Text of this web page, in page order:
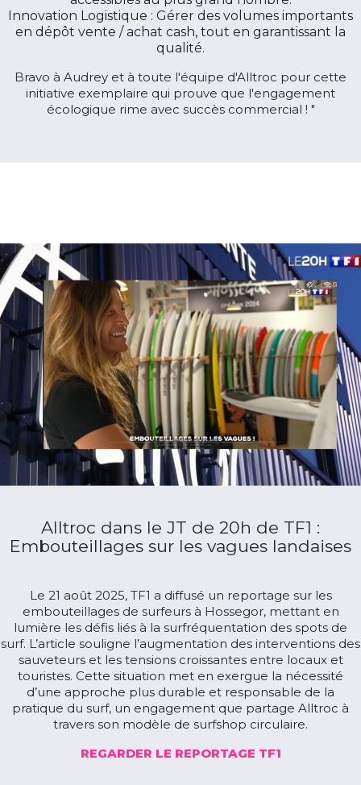
Innovation Logistique : Gérer des volumes importants
en dépôt vente / achat cash, tout en garantissant la
qualité.
Bravo à Audrey et à toute l'équipe d'Alltroc pour cette
initiative exemplaire qui prouve que l'engagement
écologique rime avec succès commercial ! "
Alltroc dans le JT de 20h de TF1 :
Embouteillages sur les vagues landaises
Le 21 août 2025, TF1 a diffusé un reportage sur les
embouteillages de surfeurs à Hossegor, mettant en
lumière les défis liés à la surfréquentation des spots de
surf. L’article souligne l’augmentation des interventions des
sauveteurs et les tensions croissantes entre locaux et
touristes. Cette situation met en exergue la nécessité
d’une approche plus durable et responsable de la
pratique du surf, un engagement que partage Alltroc à
travers son modèle de surfshop circulaire.
REGARDER LE REPORTAGE TF1